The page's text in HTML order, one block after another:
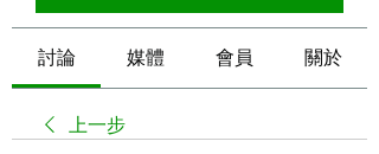
討論 媒體 會員 關於
上一步